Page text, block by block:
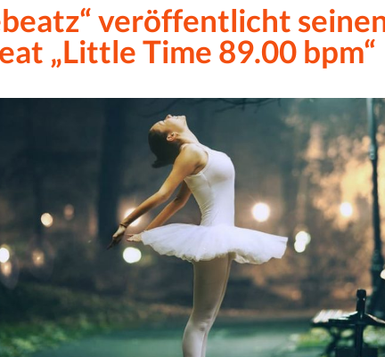
veröffentlicht
„Little Time 89.00 bpm“